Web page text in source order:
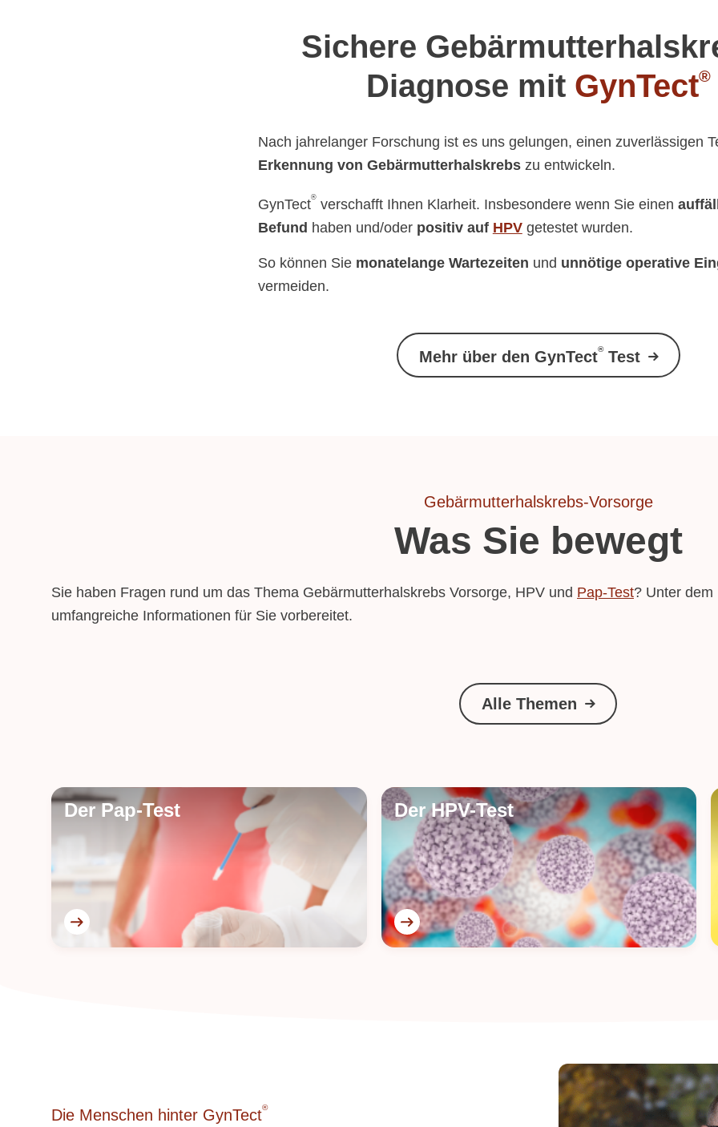
Sichere
Diagnose mitGynTect®
Nach jahrelanger Forschung ist es uns gelungen, einen zuverlässigen
Erkennung von Gebärmutterhalskrebszu entwickeln.
GynTect® verschafft Ihnen Klarheit. Insbesondere wenn Sie einen
Befund haben und/oder positiv auf HPVgetestet wurden.
So können Sie monatelange Wartezeiten und unnötige operative
vermeiden.
Mehr über den GynTect®Test
Gebärmutterhalskrebs-Vorsorge
Was Sie bewegt
Sie haben Fragen rund um das Thema Gebärmutterhalskrebs Vorsorge, HPV und Pap-Test? Unter dem
umfangreiche Informationen für Sie vorbereitet.
Alle Themen
Der Pap-Test Der HPV-Test
Die Menschen hinter GynTect®